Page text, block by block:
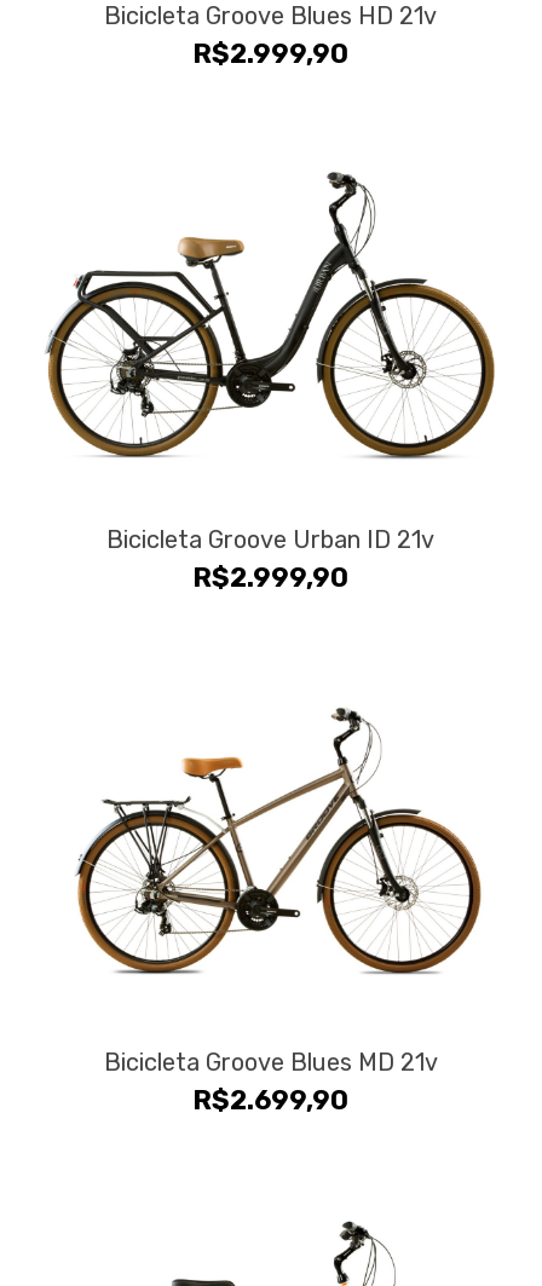
Bicicleta Groove Blues HD 21v
R$2.999,90
Bicicleta Groove Urban ID 21v
R$2.999,90
Bicicleta Groove Blues MD 21v
R$2.699,90